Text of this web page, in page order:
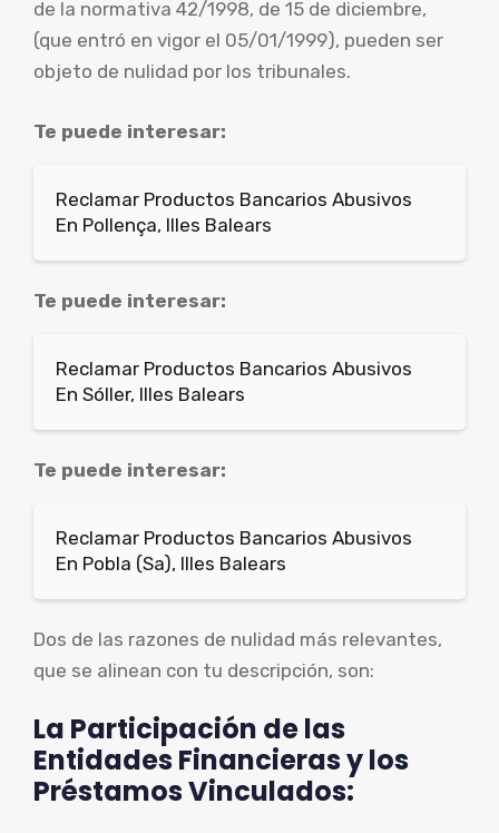
de la normativa 42/1998, de 15 de diciembre,
(que entró en vigor el 05/01/1999), pueden ser
objeto de nulidad por los tribunales.
Te puede interesar:
Reclamar Productos Bancarios Abusivos
En Pollença, Illes Balears
Te puede interesar:
Reclamar Productos Bancarios Abusivos
En Sóller, Illes Balears
Te puede interesar:
Reclamar Productos Bancarios Abusivos
En Pobla (Sa), Illes Balears
Dos de las razones de nulidad más relevantes,
que se alinean con tu descripción, son:
La Participación de las
Entidades Financieras y los
Préstamos Vinculados: